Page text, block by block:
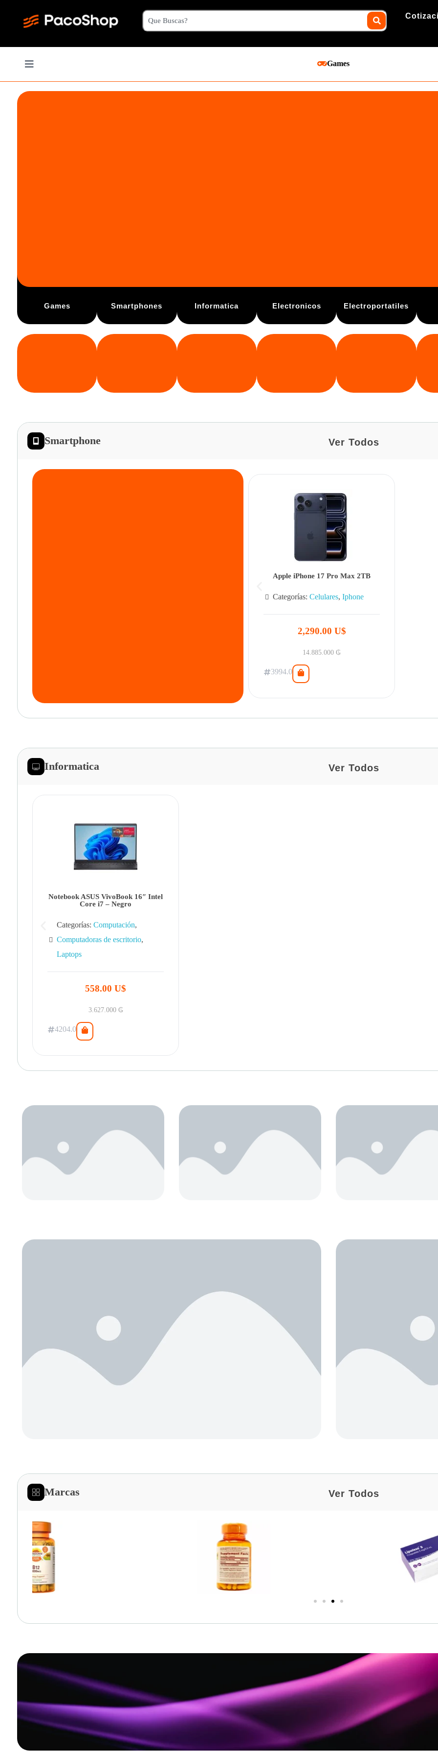
Games
Games Smartphones Informatica Electronicos Electroportatiles
Smartphone Ver Todos
Apple iPhone 17 Pro Max 2TB
Categorías:Celulares,Iphone
2,290.00 U$
14.885.000₲
3994.0
Informatica Ver Todos
Notebook ASUS VivoBook 16″ Intel
Core i7 – Negro
Categorías: Computación,
Computadoras de escritorio,
Laptops
558.00 U$
3.627.000 ₲
4204.0
Marcas Ver Todos